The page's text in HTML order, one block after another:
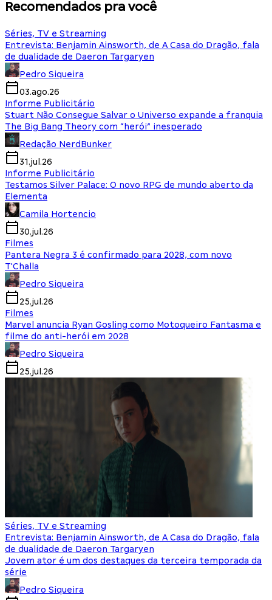
Recomendados pra você
Séries, TV e Streaming
Entrevista: Benjamin Ainsworth, de A Casa do Dragão, fala
de dualidade de Daeron Targaryen
Pedro Siqueira
03.ago.26
Informe Publicitário
Stuart Não Consegue Salvar o Universo expande a franquia
The Big Bang Theory com “herói” inesperado
Redação NerdBunker
31.jul.26
Informe Publicitário
Testamos Silver Palace: O novo RPG de mundo aberto da
Elementa
Camila Hortencio
30.jul.26
Filmes
Pantera Negra 3 é confirmado para 2028, com novo
T'Challa
Pedro Siqueira
25.jul.26
Filmes
Marvel anuncia Ryan Gosling como Motoqueiro Fantasma e
filme do anti-herói em 2028
Pedro Siqueira
25.jul.26
Séries, TV e Streaming
Entrevista: Benjamin Ainsworth, de A Casa do Dragão, fala
de dualidade de Daeron Targaryen
Jovem ator é um dos destaques da terceira temporada da
série
Pedro Siqueira